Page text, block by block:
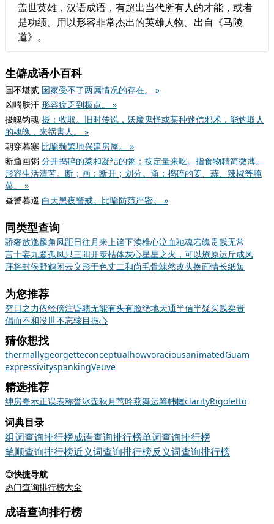
盖世英雄，汉语成语，有超出当代所有人的才能，或者
是功绩。用以形容非常杰出的英雄人物。出自《马陵
道》。
生僻成语小百科
国不堪贰 国家受不了两属情况的存在。 »
凶喘肤汗 形容疲乏到极点。 »
摄魄钩魂 摄：收取。旧时传说，妖魔鬼怪或某种迷信邪术，能钩取人
的魂魄，来祸害人。 »
朝穿暮塞 比喻频繁地兴建房屋。 »
断齑画粥 分开捣碎的菜和凝结的粥；按定量来吃。指食物精简微薄。
形容生活清苦。断；画：断开；划分。齑：捣碎的姜、蒜、辣椒等腌
菜。 »
昼警暮巡 白天黑夜警戒。比喻防范严密。 »
同类型查询
骄奢放逸麟角凤距日往月来上谄下渎椎心泣血驰魂宕魄贵贱无常
言十妄九鸾孤凤只三阳开泰枯体灰心星星之火，可以燎原运斤成风
拜将封侯野鹤闲云 义形于色丈二和尚毛骨竦然改头换面情长纸短
为您推荐
穷日之力依经傍注昏聩无能有头有脸绝地天通半信半疑买贱卖贵
倡而不和没世不忘骇目振心
猜你想找
thermallygeorgetteconceptualhowvoraciousanimatedGuam
expressivityspankingVeuve
精选推荐
绅房夸示正误表称誉冰壶秋月莺吟燕舞运筹帏幄clarityRigoletto
词典目录
组词查询排行榜成语查询排行榜单词查询排行榜
笔顺查询排行榜近义词查询排行榜反义词查询排行榜
◎快捷导航
热门查询排行榜大全
成语查询排行榜